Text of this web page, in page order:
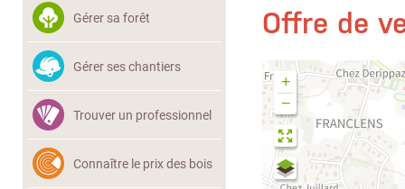
Gérer sa forêt
Gérer ses chantiers
Trouver un professionnel
Connaître le prix des bois
Offre de
+
−